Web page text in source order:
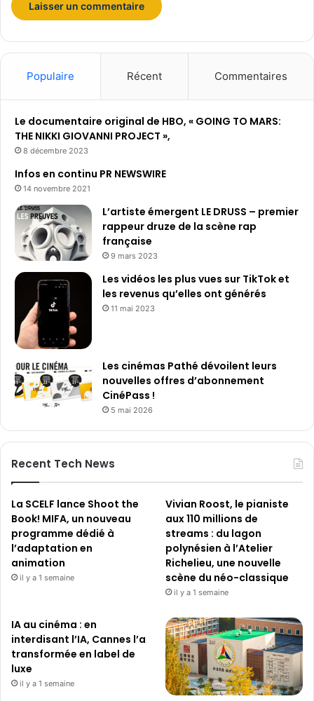
Populaire Récent Commentaires
Le documentaire original de HBO, « GOING TO MARS:
THE NIKKI GIOVANNI PROJECT »,
8 décembre 2023
Infos en continu PR NEWSWIRE
14 novembre 2021
L’artiste émergent LE DRUSS – premier
rappeur druze de la scène rap
française
9 mars 2023
Les vidéos les plus vues sur TikTok et
les revenus qu’elles ont générés
11 mai 2023
Les cinémas Pathé dévoilent leurs
nouvelles offres d’abonnement
CinéPass !
5 mai 2026
Recent Tech News
La SCELF lance Shoot the
Book! MIFA, un nouveau
programme dédié à
l’adaptation en
animation
il y a 1 semaine
Vivian Roost, le pianiste
aux 110 millions de
streams : du lagon
polynésien à l’Atelier
Richelieu, une nouvelle
scène du néo-classique
il y a 1 semaine
IA au cinéma : en
interdisant l’IA, Cannes l’a
transformée en label de
luxe
il y a 1 semaine